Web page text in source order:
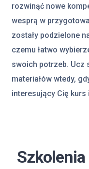
rozwinąć nowe
wesprą w
zostały podzielone
czemu łatwo
swoich potrzeb. Ucz
materiałów wtedy,
interesujący Cię